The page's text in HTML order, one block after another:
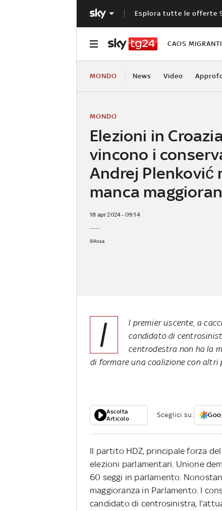
Esplora tutte le offerte
CAOS
MONDO News Video
Elezioni in
vincono i
Andrej Plenković
manca
MONDO
18 apr 2024 - 09:14
©Ansa
I
l premier uscente, a
candidato di
centrodestra non ha la
di formare una coalizione con
Ascolta
Articolo
Sceglici su:
Il partito HDZ, principale forza
elezioni parlamentari. Unione
60 seggi in parlamento.
maggioranza in Parlamento. I
candidato di centrosinistra,